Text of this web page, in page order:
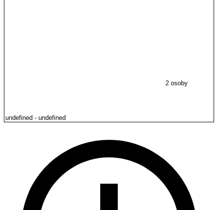
2 osoby